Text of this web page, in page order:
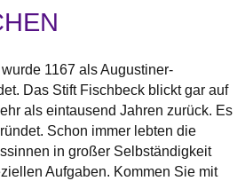
1167 als Augustiner-
Das Stift Fischbeck blickt gar auf
als eintausend Jahren zurück. Es
Schon immer lebten die
in großer Selbständigkeit
Aufgaben. Kommen Sie mit